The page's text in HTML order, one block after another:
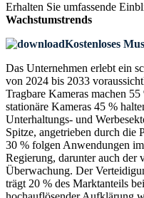
Erhalten Sie umfassende
Wachstumstrends
Kostenloses
Das Unternehmen erlebt ein
von 2024 bis 2033
Tragbare Kameras machen
stationäre Kameras 45 %
Unterhaltungs- und
Spitze, angetrieben durch
30 % folgen Anwendungen
Regierung, darunter auch der
Überwachung. Der
trägt 20 % des Marktanteils